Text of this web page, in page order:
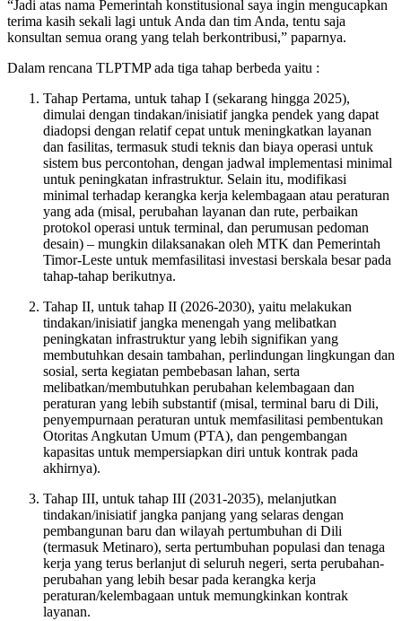
“Jadi atas nama Pemerintah konstitusional saya ingin mengucapkan
terima kasih sekali lagi untuk Anda dan tim Anda, tentu saja
konsultan semua orang yang telah berkontribusi,” paparnya.
Dalam rencana TLPTMP ada tiga tahap berbeda yaitu :
Tahap Pertama, untuk tahap I (sekarang hingga 2025),
dimulai dengan tindakan/inisiatif jangka pendek yang dapat
diadopsi dengan relatif cepat untuk meningkatkan layanan
dan fasilitas, termasuk studi teknis dan biaya operasi untuk
sistem bus percontohan, dengan jadwal implementasi minimal
untuk peningkatan infrastruktur. Selain itu, modifikasi
minimal terhadap kerangka kerja kelembagaan atau peraturan
yang ada (misal, perubahan layanan dan rute, perbaikan
protokol operasi untuk terminal, dan perumusan pedoman
desain) – mungkin dilaksanakan oleh MTK dan Pemerintah
Timor-Leste untuk memfasilitasi investasi berskala besar pada
tahap-tahap berikutnya.
Tahap II, untuk tahap II (2026-2030), yaitu melakukan
tindakan/inisiatif jangka menengah yang melibatkan
peningkatan infrastruktur yang lebih signifikan yang
membutuhkan desain tambahan, perlindungan lingkungan dan
sosial, serta kegiatan pembebasan lahan, serta
melibatkan/membutuhkan perubahan kelembagaan dan
peraturan yang lebih substantif (misal, terminal baru di Dili,
penyempurnaan peraturan untuk memfasilitasi pembentukan
Otoritas Angkutan Umum (PTA), dan pengembangan
kapasitas untuk mempersiapkan diri untuk kontrak pada
akhirnya).
Tahap III, untuk tahap III (2031-2035), melanjutkan
tindakan/inisiatif jangka panjang yang selaras dengan
pembangunan baru dan wilayah pertumbuhan di Dili
(termasuk Metinaro), serta pertumbuhan populasi dan tenaga
kerja yang terus berlanjut di seluruh negeri, serta perubahan-
perubahan yang lebih besar pada kerangka kerja
peraturan/kelembagaan untuk memungkinkan kontrak
layanan.